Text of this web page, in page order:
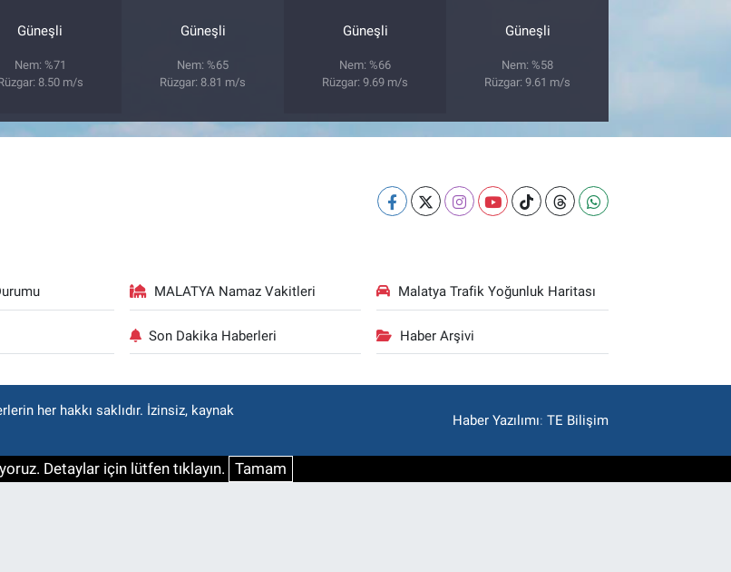
Güneşli
Nem: %71
8.50 m/s
Güneşli
Nem: %65
Rüzgar: 8.81 m/s
Güneşli
Nem: %66
Rüzgar: 9.69 m/s
Güneşli
Nem: %58
Rüzgar: 9.61 m/s
MALATYA Namaz Vakitleri Malatya Trafik Yoğunluk Haritası
Son Dakika Haberleri Haber Arşivi
her hakkı saklıdır. İzinsiz, kaynak
Haber Yazılımı:TE Bilişim
Detaylar için lütfen tıklayın. Tamam